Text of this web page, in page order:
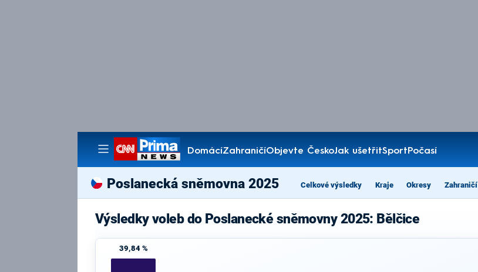
DomácíZahraničíObjevte ČeskoJak ušetřitSportPočasí
Pořady
Poslanecká sněmovna 2025 Celkové výsledky Kraje Okresy Zahraničí
Výsledky voleb do Poslanecké sněmovny 2025: Bělčice
39,84 %